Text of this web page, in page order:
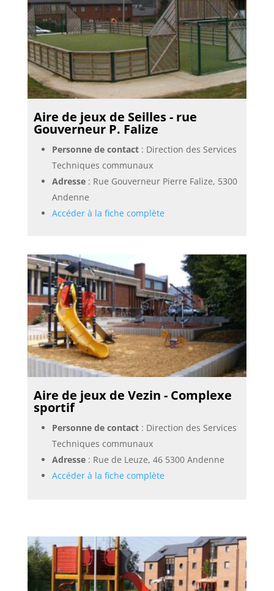
Aire de jeux de Seilles - rue
Gouverneur P. Falize
Personne de contact: Direction des Services
Techniques communaux
Adresse: Rue Gouverneur Pierre Falize, 5300
Andenne
Accéder à la fiche complète
Aire de jeux de Vezin - Complexe
sportif
Personne de contact: Direction des Services
Techniques communaux
Adresse: Rue de Leuze, 46 5300 Andenne
Accéder à la fiche complète